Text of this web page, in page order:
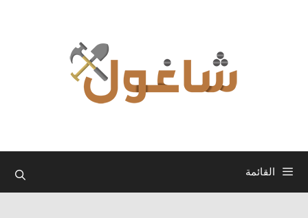
القائمة